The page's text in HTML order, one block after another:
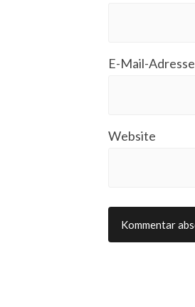
E-Mail-Adresse
Website